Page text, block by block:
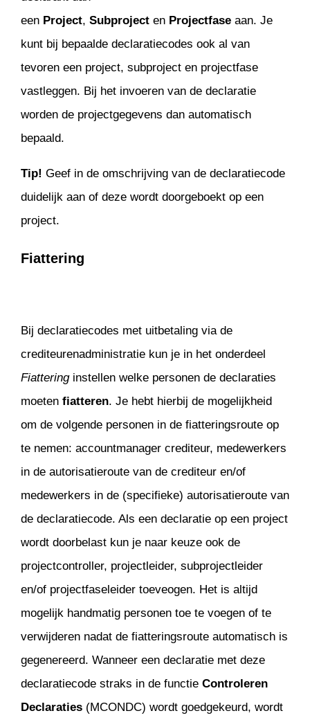
een Project, Subprojecten Projectfaseaan. Je
kunt bij bepaalde declaratiecodes ook al van
tevoren een project, subproject en projectfase
vastleggen. Bij het invoeren van de declaratie
worden de projectgegevens dan automatisch
bepaald.
Tip! Geef in de omschrijving van de declaratiecode
duidelijk aan of deze wordt doorgeboekt op een
project.
Fiattering
Bij declaratiecodes met uitbetaling via de
crediteurenadministratie kun je in het onderdeel
Fiattering instellen welke personen de declaraties
moeten fiatteren. Je hebt hierbij de mogelijkheid
om de volgende personen in de fiatteringsroute op
te nemen: accountmanager crediteur, medewerkers
in de autorisatieroute van de crediteur en/of
medewerkers in de (specifieke) autorisatieroute van
de declaratiecode. Als een declaratie op een project
wordt doorbelast kun je naar keuze ook de
projectcontroller, projectleider, subprojectleider
en/of projectfaseleider toeveogen. Het is altijd
mogelijk handmatig personen toe te voegen of te
verwijderen nadat de fiatteringsroute automatisch is
gegenereerd. Wanneer een declaratie met deze
declaratiecode straks in de functie Controleren
Declaraties(MCONDC) wordt goedgekeurd, wordt